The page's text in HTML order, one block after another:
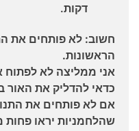
דקות.
הראשונות.
אני ממליצה לא לפתוח את
כדאי להדליק את האור
אם לא פותחים את
שהלחמניות יראו פחות